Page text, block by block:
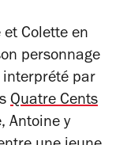
et Colette en
personnage
interprété par
Quatre Cents
Antoine y